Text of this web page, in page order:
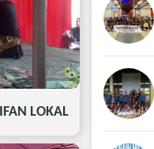
LOKAL